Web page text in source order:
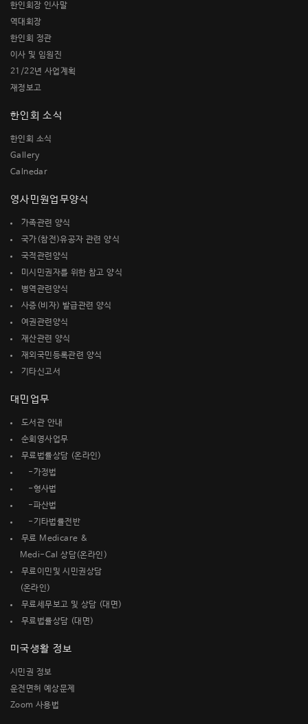
한인회장 인사말
역대회장
한인회 정관
이사 및 임원진
21/22년 사업계획
재정보고
한인회 소식
한인회 소식
Gallery
Calnedar
영사민원업무양식
가족관련 양식
국가(참전)유공자 관련 양식
국적관련양식
미시민권자를 위한 참고 양식
병역관련양식
사증(비자) 발급관련 양식
여권관련양식
재산관련 양식
재외국민등록관련 양식
기타신고서
대민업무
도서관 안내
순회영사업무
무료법률상담 (온라인)
-가정법
-형사법
-파산법
-기타법률전반
무료 Medicare &
Medi-Cal 상담(온라인)
무료이민및 시민권상담
(온라인)
무료세무보고 및 상담 (대면)
무료법률상담 (대면)
미국생활 정보
시민권 정보
운전면허 예상문제
Zoom 사용법